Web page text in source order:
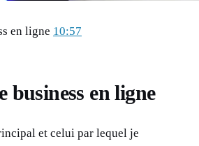
en ligne 10:57
business en ligne
et celui par lequel je